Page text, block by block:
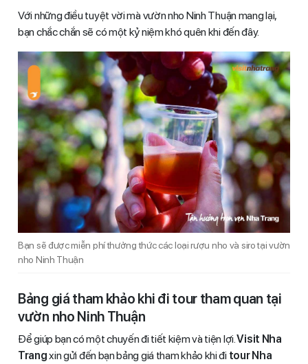
Với những điều tuyệt vời mà vườn nho Ninh Thuận mang lại,
bạn chắc chắn sẽ có một kỷ niệm khó quên khi đến đây.
Bạn sẽ được miễn phí thưởng thức các loại rượu nho và siro tại vườn
nho Ninh Thuận
Bảng giá tham khảo khi đi tour tham quan tại
vườn nho Ninh Thuận
Để giúp bạn có một chuyến đi tiết kiệm và tiện lợi.Visit Nha
Trangxin gửi đến bạn bảng giá tham khảo khi đi tour Nha